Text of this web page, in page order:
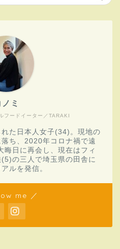
フードイーター／TARAKI
ノミ
た日本人女子(34)。現地の
ち、2020年コロナ禍で遠
日に再会し、現在はフィ
の三人で埼玉県の田舎に
ルを発信。
me ／